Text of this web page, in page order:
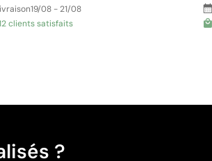
19/08 - 21/08
clients satisfaits
?